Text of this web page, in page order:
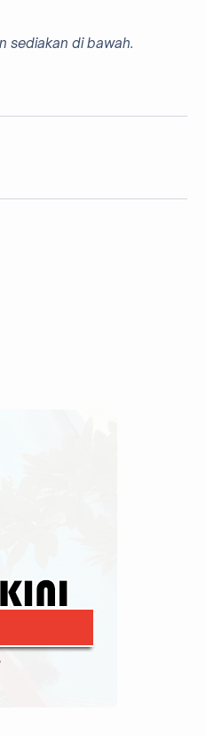
sediakan di bawah.